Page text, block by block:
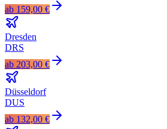
ab 159,00 €
Dresden
DRS
ab 203,00 €
Düsseldorf
DUS
ab 132,00 €